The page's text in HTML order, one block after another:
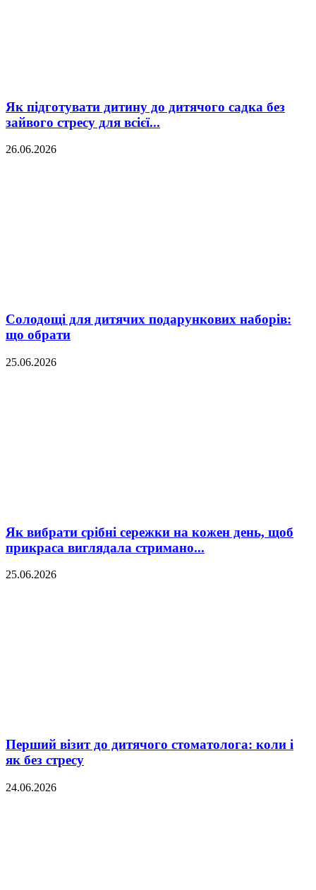
Як підготувати дитину до дитячого садка без
зайвого стресу для всієї...
26.06.2026
Солодощі для дитячих подарункових наборів:
що обрати
25.06.2026
Як вибрати срібні сережки на кожен день, щоб
прикраса виглядала стримано...
25.06.2026
Перший візит до дитячого стоматолога: коли і
як без стресу
24.06.2026